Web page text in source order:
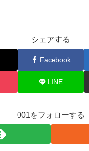
シェアする
Facebook
LINE
001をフォローする